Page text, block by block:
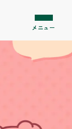
メニュー